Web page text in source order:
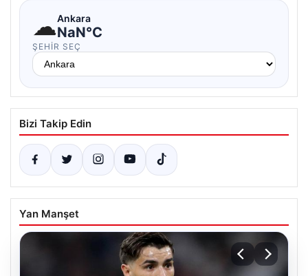
☁Ankara
NaN°C
ŞEHIR SEÇ
Bizi Takip Edin
Yan Manşet